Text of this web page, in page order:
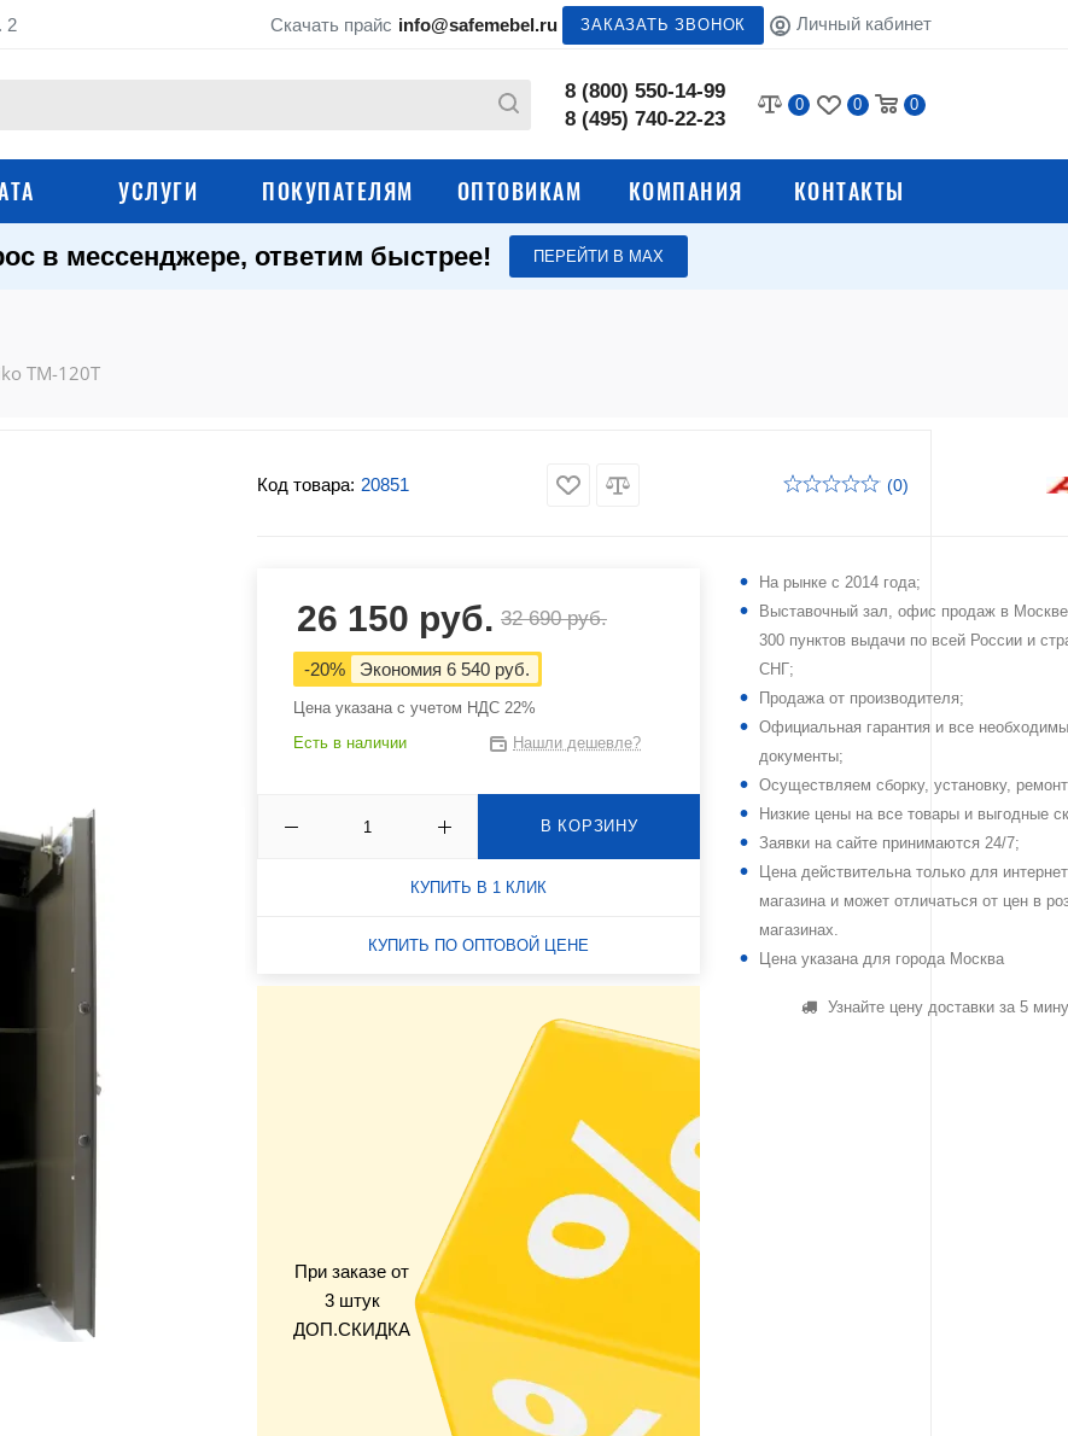
2 Скачать прайс info@safemebel.ru ЗАКАЗАТЬ ЗВОНОК Личный кабинет
8 (800) 550-14-99
8 (495) 740-22-23
0 0 0
Оружейные сейфы Сейфы для дома
Депозитные ячейки
Эксклюзивные сейфы Сейфы-шкафы
Сейфы для ключей с
кодовым замком
Сейфы с кодовым замком
комплектующие к сейфам
УСЛУГИ ПОКУПАТЕЛЯМ ОПТОВИКАМ КОМПАНИЯ КОНТАКТЫ
в мессенджере, ответим быстрее! ПЕРЕЙТИ В МАХ
TM-120Т
Код товара: 20851 (0)
26 150 руб. 32 690 руб.
-20% Экономия 6 540 руб.
Цена указана с учетом НДС 22%
Есть в наличии
Нашли дешевле?
В КОРЗИНУ
КУПИТЬ В 1 КЛИК
КУПИТЬ ПО ОПТОВОЙ ЦЕНЕ
При заказе от
3 штук
ДОП.СКИДКА
На рынке с 2014 года;
Выставочный зал, офис продаж в
300 пунктов выдачи по всей России и
СНГ;
Продажа от производителя;
Официальная гарантия и все
документы;
Осуществляем сборку, установку,
Низкие цены на все товары и выгодные
Заявки на сайте принимаются 24/7;
Цена действительна только для
магазина и может отличаться от цен в
магазинах.
Цена указана для города Москва
Узнайте цену доставки за 5